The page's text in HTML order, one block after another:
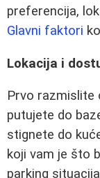
preferencija,
Glavni faktori
Lokacija i
Prvo razmislite
putujete do
stignete do
koji vam je što
parking